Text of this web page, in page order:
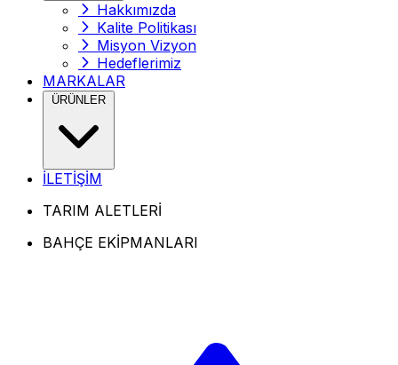
Hakkımızda
Kalite Politikası
Misyon Vizyon
Hedeflerimiz
MARKALAR
ÜRÜNLER
İLETİŞİM
TARIM ALETLERİ
BAHÇE EKİPMANLARI